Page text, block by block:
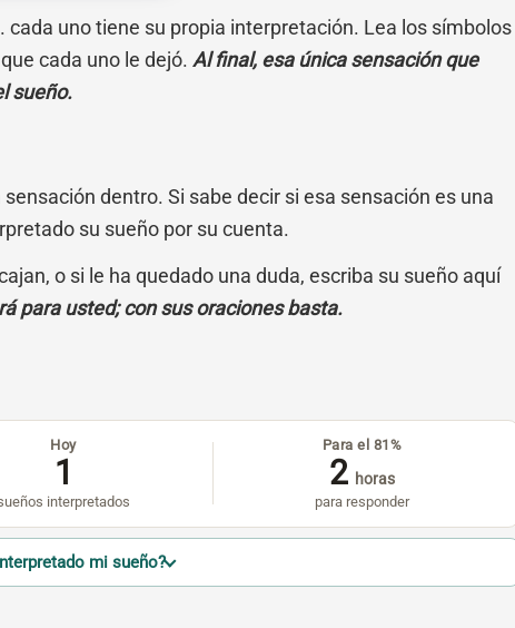
cada uno tiene su propia interpretación. Lea los símbolos
cada uno le dejó. Al final, esa única sensación que
sueño.
dentro. Si sabe decir si esa sensación es una
su sueño por su cuenta.
o si le ha quedado una duda, escriba su sueño aquí
para usted; con sus oraciones basta.
Hoy
1
interpretados
Para el 81%
2 horas
para responder
mi sueño?